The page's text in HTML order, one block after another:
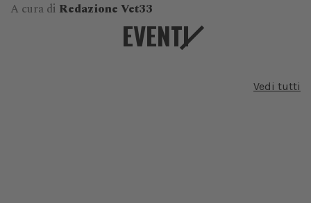
A cura di Redazione Vet33
EVENTI
Vedi tutti